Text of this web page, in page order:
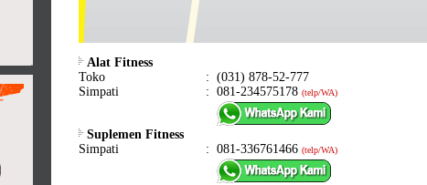
Alat Fitness
Toko
: (031) 878-52-777
Simpati
: 081-234575178 (telp/WA)
Suplemen Fitness
Simpati
: 081-336761466 (telp/WA)